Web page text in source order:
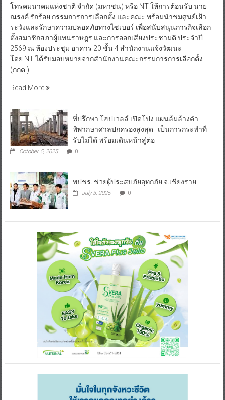
โทรคมนาคมแห่งชาติ จำกัด (มหาชน) หรือ NT ให้การต้อนรับ นาย
ณรงค์ รักร้อย กรรมการการเลือกตั้ง และคณะ พร้อมนำชมศูนย์เฝ้า
ระวังและรักษาความปลอดภัยทางไซเบอร์ เพื่อสนับสนุนภารกิจเลือก
ตั้งสมาชิกสภาผู้แทนราษฎร และการออกเสียงประชามติ ประจำปี
2569 ณ ห้องประชุม อาคาร 20 ชั้น 4 สำนักงานแจ้งวัฒนะ
โดย NT ได้รับมอบหมายจากสำนักงานคณะกรรมการการเลือกตั้ง
(กกต.)
Read More
ที่ปรึกษา โฮปเวลล์ เปิดโปง แผนล้มล้างคำ
พิพากษาศาลปกครองสูงสุด เป็นการกระทำที่
รับไม่ได้ พร้อมเดินหน้าสู่ต่อ
October 5, 2025 0
พปชร. ช่วยผู้ประสบภัยอุทกภัย จ.เชียงราย
July 3, 2025 0